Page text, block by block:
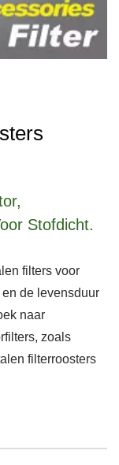
Stofdicht.
filters voor
de levensduur
naar
zoals
filterroosters